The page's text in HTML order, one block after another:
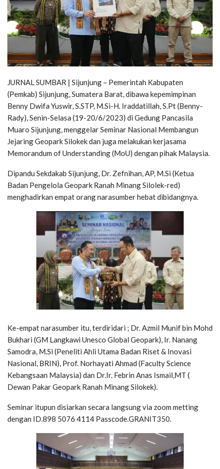
JURNAL SUMBAR | Sijunjung – Pemerintah Kabupaten
(Pemkab) Sijunjung, Sumatera Barat, dibawa kepemimpinan
Benny Dwifa Yuswir, S.STP, M.Si-H. Iraddatillah, S.Pt (Benny-
Rady), Senin-Selasa (19-20/6/2023) di Gedung Pancasila
Muaro Sijunjung, menggelar Seminar Nasional Membangun
Jejaring Geopark Silokek dan juga melakukan kerjasama
Memorandum of Understanding (MoU) dengan pihak Malaysia.
Dipandu Sekdakab Sijunjung, Dr. Zefnihan, AP, M.Si (Ketua
Badan Pengelola Geopark Ranah Minang Silolek-red)
menghadirkan empat orang narasumber hebat dibidangnya.
Ke-empat narasumber itu, terdiridari ; Dr. Azmil Munif bin Mohd
Bukhari (GM Langkawi Unesco Global Geopark), Ir. Nanang
Samodra, M.Si (Peneliti Ahli Utama Badan Riset & Inovasi
Nasional, BRIN), Prof. Norhayati Ahmad (Faculty Science
Kebangsaan Malaysia) dan Dr.Ir. Febrin Anas Ismail,MT (
Dewan Pakar Geopark Ranah Minang Silokek).
Seminar itupun disiarkan secara langsung via zoom metting
dengan ID.898 5076 4114 Passcode.GRANIT350.